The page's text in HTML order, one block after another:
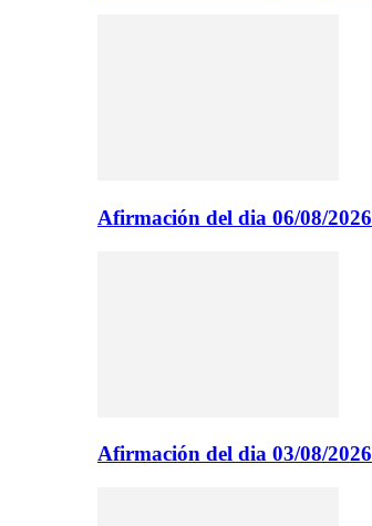
Afirmación del dia 06/08/2026
Afirmación del dia 03/08/2026